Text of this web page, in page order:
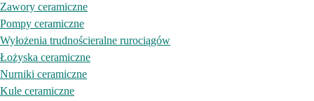
Zawory ceramiczne
Pompy ceramiczne
Wyłożenia trudnościeralne rurociągów
Łożyska ceramiczne
Nurniki ceramiczne
Kule ceramiczne